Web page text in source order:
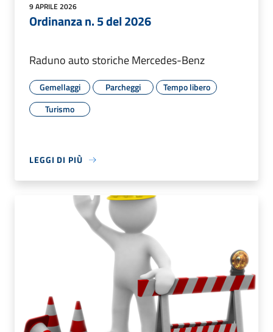
9 APRILE 2026
Ordinanza n. 5 del 2026
Raduno auto storiche Mercedes-Benz
Gemellaggi Parcheggi
Tempo libero
Turismo
LEGGI DI PIÙ